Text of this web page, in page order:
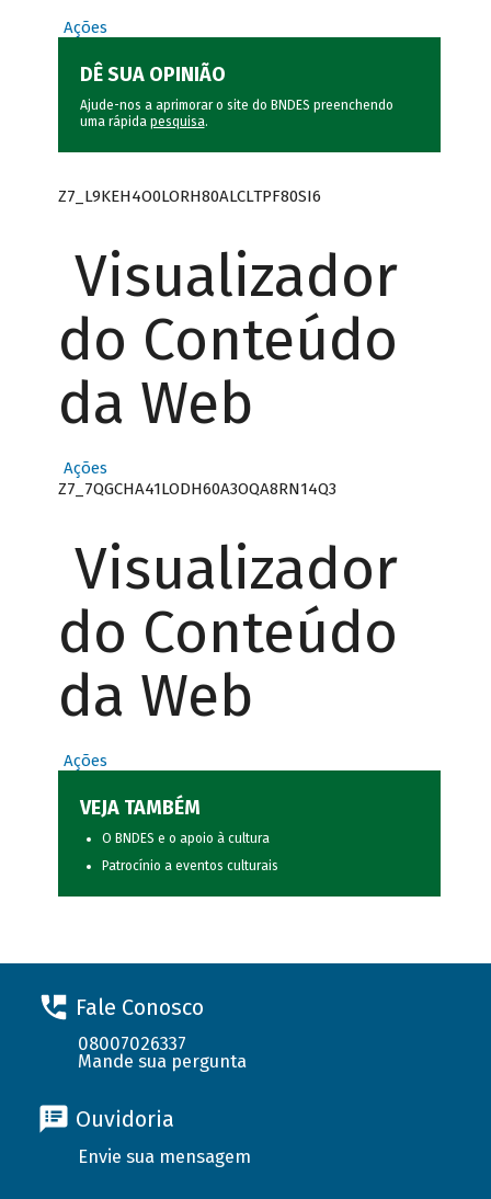
Ações
DÊ SUA OPINIÃO
Ajude-nos a aprimorar o site do BNDES preenchendo
uma rápida pesquisa.
Z7_L9KEH4O0LORH80ALCLTPF80SI6
Visualizador
do Conteúdo
da Web
Ações
Z7_7QGCHA41LODH60A3OQA8RN14Q3
Visualizador
do Conteúdo
da Web
Ações
VEJA TAMBÉM
O BNDES e o apoio à cultura
Patrocínio a eventos culturais
Fale Conosco
08007026337
Mande sua pergunta
Ouvidoria
Envie sua mensagem